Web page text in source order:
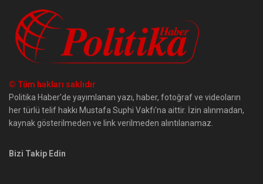
© Tüm hakları saklıdır
Politika Haber'de yayımlanan yazı, haber, fotoğraf ve videoların
her türlü telif hakkı Mustafa Suphi Vakfı'na aittir. İzin alınmadan,
kaynak gösterilmeden ve link verilmeden alıntılanamaz.
Bizi Takip Edin